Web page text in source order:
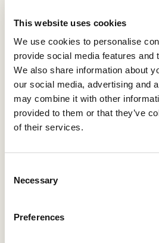
This website uses cookies
We use cookies to personalise
provide social media features and
We also share information about
our social media, advertising and
may combine it with other
provided to them or that they’ve
of their services.
Necessary
Preferences
luminiscente, acentúa sus
La característica más llamativa
cubierta trasera de madera, es
los clásicosyates Riva,
Royce como un icono de los
marítima. Es un ejemplo
automóvil de lujo a medida de
Al igual que estos
capturan el espíritu de
vela, sumérjase en la
lujo en Croacia
.